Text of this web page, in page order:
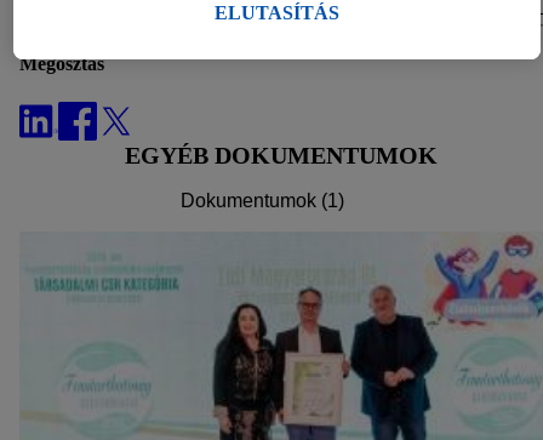
Megosztás
EGYÉB DOKUMENTUMOK
Dokumentumok (1)
további információkat talál az adatkezeléssel kapcsolatban.
Az "Elutasítás" gombra kattintva csak a szükséges
technológiák használatát engedélyezheti. Az "Elfogadom"
gombra kattintva Ön hozzájárul a fent említett célokból történő
adatok tárolási idejéről és a hozzájárulásának bármikor, a
adatvédelmi szabályzatunkban
Az impresszumokat itt
ELUTASÍTÁS